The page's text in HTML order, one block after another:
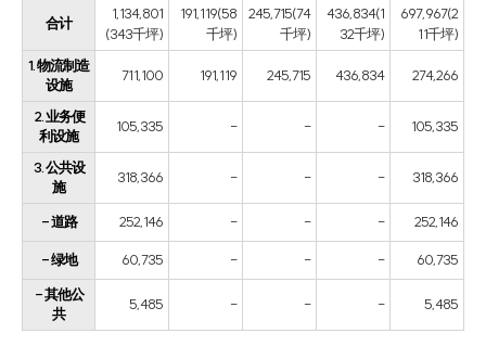
合计
1,134,801
(343千坪)
191,119(58
千坪)
245,715(74
千坪)
436,834(1
32千坪)
697,967(2
11千坪)
1. 物流制造
设施
711,100 191,119 245,715 436,834 274,266
2. 业务便
利设施
105,335 - - - 105,335
3. 公共设
施
318,366 - - - 318,366
- 道路 252,146 - - - 252,146
- 绿地 60,735 - - -
60,735
- 其他公
共
5,485 - - - 5,485